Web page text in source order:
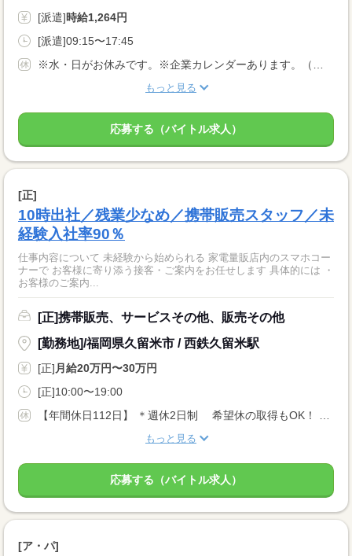
[派遣]時給1,264円
[派遣]09:15〜17:45
もっと見る
応募する（バイトル求人）
[正]
10時出社／残業少なめ／携帯販売スタッフ／未
経験入社率90％
仕事内容について 未経験から始められる 家電量販店内のスマホコー
ナーで お客様に寄り添う接客・ご案内をお任せします 具体的には ・
お客様のご案内...
[正]携帯販売、サービスその他、販売その他
[勤務地]/福岡県久留米市 / 西鉄久留米駅
[正] 月給20万円〜30万円
[正]10:00〜19:00
もっと見る
応募する（バイトル求人）
[ア・パ]